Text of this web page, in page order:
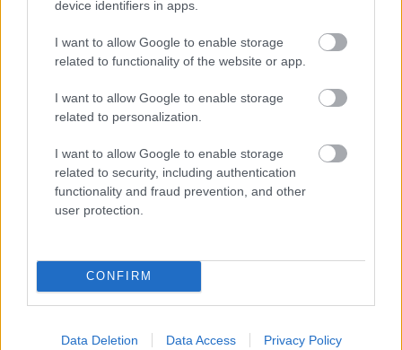
device identifiers in apps.
I want to allow Google to enable storage
related to functionality of the website or app.
I want to allow Google to enable storage
related to personalization.
I want to allow Google to enable storage
related to security, including authentication
functionality and fraud prevention, and other
user protection.
CONFIRM
Data Deletion Data Access Privacy Policy
calitățile unice pentru a depăși orice obstacol.
Determinarea lor, încrederea în sine și pasiunea cu
care își urmează visurile sunt o sursă de inspirație
pentru toți. Prin exemplul lor, demonstrează că,
indiferent de provocările pe care le întâmpinăm,
împlinirea oricărui vis.
Urmatorul articol
ce-i mai bun pe lume